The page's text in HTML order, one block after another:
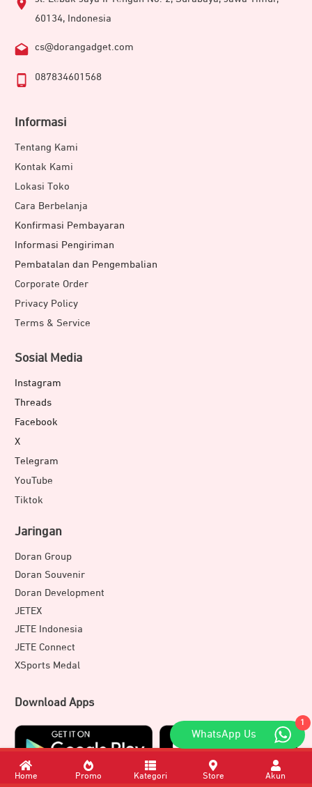
60134, Indonesia
cs@dorangadget.com
087834601568
Informasi
Tentang Kami
Kontak Kami
Lokasi Toko
Cara Berbelanja
Konfirmasi Pembayaran
Informasi Pengiriman
Pembatalan dan Pengembalian
Corporate Order
Privacy Policy
Terms & Service
Sosial Media
Instagram
Threads
Facebook
X
Telegram
YouTube
Tiktok
Jaringan
Doran Group
Doran Souvenir
Doran Development
JETEX
JETE Indonesia
JETE Connect
XSports Medal
Download Apps
1
WhatsApp Us
Home Promo Kategori Store Akun